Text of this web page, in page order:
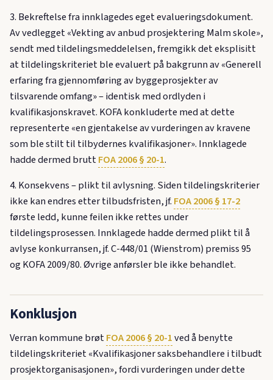
3. Bekreftelse fra innklagedes eget evalueringsdokument.
Av vedlegget «Vekting av anbud prosjektering Malm skole»,
sendt med tildelingsmeddelelsen, fremgikk det eksplisitt
at tildelingskriteriet ble evaluert på bakgrunn av «Generell
erfaring fra gjennomføring av byggeprosjekter av
tilsvarende omfang» – identisk med ordlyden i
kvalifikasjonskravet. KOFA konkluderte med at dette
representerte «en gjentakelse av vurderingen av kravene
som ble stilt til tilbydernes kvalifikasjoner». Innklagede
hadde dermed bruttFOA 2006 § 20-1.
4. Konsekvens – plikt til avlysning. Siden tildelingskriterier
ikke kan endres etter tilbudsfristen, jf. FOA 2006 § 17-2
første ledd, kunne feilen ikke rettes under
tildelingsprosessen. Innklagede hadde dermed plikt til å
avlyse konkurransen, jf. C-448/01 (Wienstrom) premiss 95
og KOFA 2009/80. Øvrige anførsler ble ikke behandlet.
Konklusjon
Verran kommune brøtFOA 2006 § 20-1ved å benytte
tildelingskriteriet «Kvalifikasjoner saksbehandlere i tilbudt
prosjektorganisasjonen», fordi vurderingen under dette